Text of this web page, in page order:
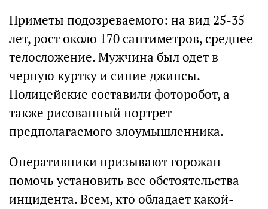
Приметы подозреваемого: на вид 25-35
лет, рост около 170 сантиметров, среднее
телосложение. Мужчина был одет в
черную куртку и синие джинсы.
Полицейские составили фоторобот, а
также рисованный портрет
предполагаемого злоумышленника.
Оперативники призывают горожан
помочь установить все обстоятельства
инцидента. Всем, кто обладает какой-